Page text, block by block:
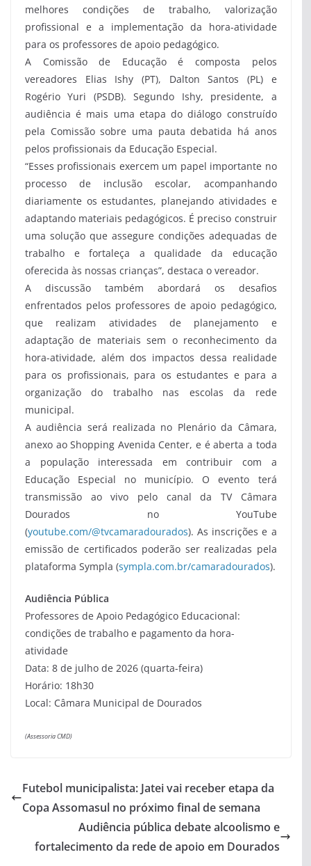
melhores condições de trabalho, valorização
profissional e a implementação da hora-atividade
para os professores de apoio pedagógico.
A Comissão de Educação é composta pelos
vereadores Elias Ishy (PT), Dalton Santos (PL) e
Rogério Yuri (PSDB). Segundo Ishy, presidente, a
audiência é mais uma etapa do diálogo construído
pela Comissão sobre uma pauta debatida há anos
pelos profissionais da Educação Especial.
“Esses profissionais exercem um papel importante no
processo de inclusão escolar, acompanhando
diariamente os estudantes, planejando atividades e
adaptando materiais pedagógicos. É preciso construir
uma solução que assegure condições adequadas de
trabalho e fortaleça a qualidade da educação
oferecida às nossas crianças”, destaca o vereador.
A discussão também abordará os desafios
enfrentados pelos professores de apoio pedagógico,
que realizam atividades de planejamento e
adaptação de materiais sem o reconhecimento da
hora-atividade, além dos impactos dessa realidade
para os profissionais, para os estudantes e para a
organização do trabalho nas escolas da rede
municipal.
A audiência será realizada no Plenário da Câmara,
anexo ao Shopping Avenida Center, e é aberta a toda
a população interessada em contribuir com a
Educação Especial no município. O evento terá
transmissão ao vivo pelo canal da TV Câmara
Dourados no YouTube
(youtube.com/@tvcamaradourados). As inscrições e a
emissão de certificados poderão ser realizadas pela
plataforma Sympla (sympla.com.br/camaradourados).
Audiência Pública
Professores de Apoio Pedagógico Educacional:
condições de trabalho e pagamento da hora-
atividade
Data: 8 de julho de 2026 (quarta-feira)
Horário: 18h30
Local: Câmara Municipal de Dourados
(Assessoria CMD)
Futebol municipalista: Jatei vai receber etapa da
Copa Assomasul no próximo final de semana
Audiência pública debate alcoolismo e
fortalecimento da rede de apoio em Dourados